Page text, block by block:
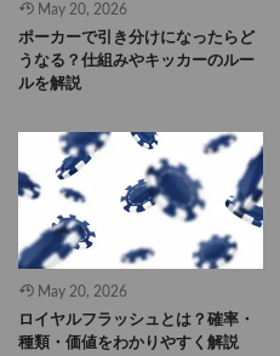
May 20, 2026
ポーカーで引き分けになったらど
うなる？仕組みやキッカーのルー
ルを解説
May 20, 2026
ロイヤルフラッシュとは？確率・
種類・価値をわかりやすく解説